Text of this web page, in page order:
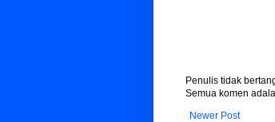
Penulis tidak
Semua komen
Newer Post